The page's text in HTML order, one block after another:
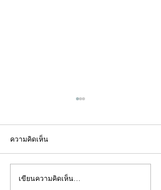
คอลัมน์"จับชีพจรวงการ
ความคิดเห็น
เขียนความคิดเห็น…